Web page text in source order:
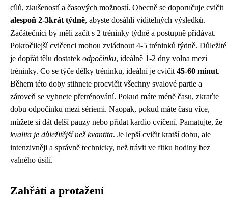
cílů, zkušeností a časových možností. Obecně se doporučuje cvičit
alespoň 2-3krát týdně, abyste dosáhli viditelných výsledků.
Začátečníci by měli začít s 2 tréninky týdně a postupně přidávat.
Pokročilejší cvičenci mohou zvládnout 4-5 tréninků týdně. Důležité
je dopřát tělu dostatek odpočinku, ideálně 1-2 dny volna mezi
tréninky. Co se týče délky tréninku, ideální je cvičit 45-60 minut.
Během této doby stihnete procvičit všechny svalové partie a
zároveň se vyhnete přetrénování. Pokud máte méně času, zkraťte
dobu odpočinku mezi sériemi. Naopak, pokud máte času více,
můžete si dát delší pauzy nebo přidat kardio cvičení. Pamatujte, že
kvalita je důležitější než kvantita. Je lepší cvičit kratší dobu, ale
intenzivněji a správně technicky, než trávit ve fitku hodiny bez
valného úsilí.
Zahřátí a protažení